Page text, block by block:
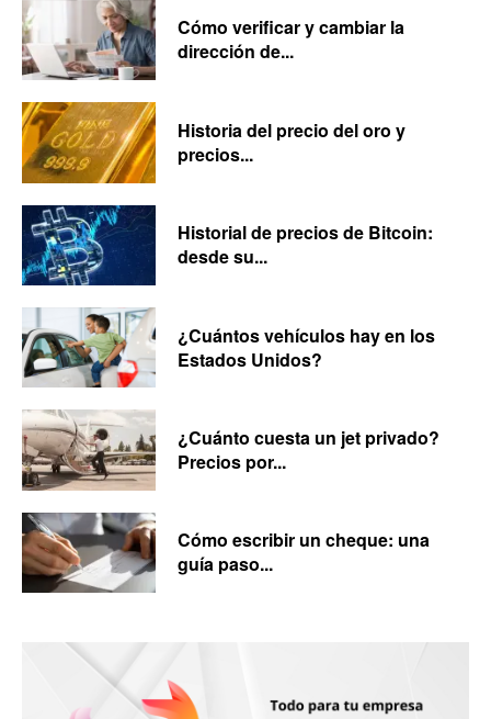
Cómo verificar y cambiar la
dirección de...
Historia del precio del oro y
precios...
Historial de precios de Bitcoin:
desde su...
¿Cuántos vehículos hay en los
Estados Unidos?
¿Cuánto cuesta un jet privado?
Precios por...
Cómo escribir un cheque: una
guía paso...